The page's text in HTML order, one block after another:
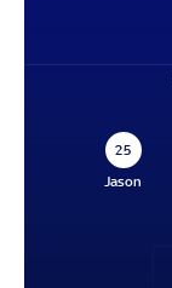
25
Jason